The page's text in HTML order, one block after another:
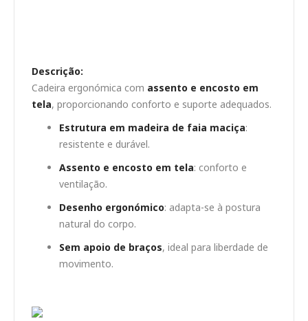
Descrição:
Cadeira ergonómica com assento e encosto em
tela, proporcionando conforto e suporte adequados.
Estrutura em madeira de faia maciça:
resistente e durável.
Assento e encosto em tela: conforto e
ventilação.
Desenho ergonómico: adapta-se à postura
natural do corpo.
Sem apoio de braços, ideal para liberdade de
movimento.